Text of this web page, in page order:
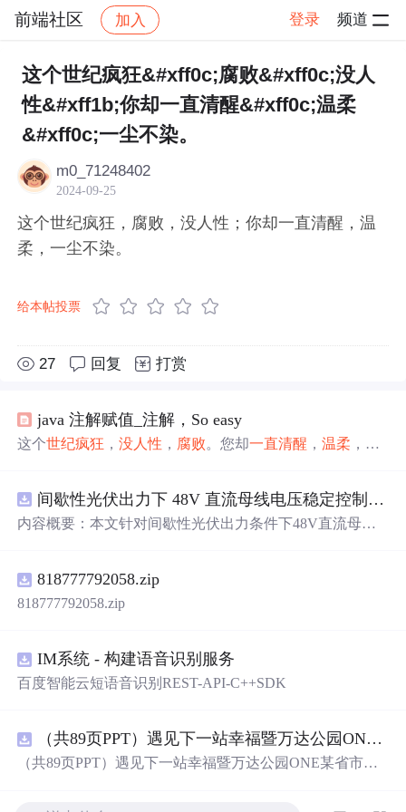
前端社区 加入 登录 频道
社区 前端社区 感慨 帖子详情
这个世纪疯狂&#xff0c;腐败&#xff0c;没人
性&#xff1b;你却一直清醒&#xff0c;温柔
&#xff0c;一尘不染。
m0_71248402
2024-09-25
这个世纪疯狂，腐败，没人性；你却一直清醒，温
柔，一尘不染。
给本帖投票
27 回复 打赏
java 注解赋值_注解，So easy
这个世纪疯狂 ，没 人性 ， 腐败。您却一直清醒 ，温柔 ， 一
容易的就能够调用Annotations。注解与类、接口、枚举在
同一个层次，并可以应用于包、类型、构造方法、方法、
间歇性光伏出力下 48V 直流母线电压稳定控制及储能双向充放电闭环调控体系研究（Simulink仿真实现）
内容概要：本文针对间歇性光伏出力条件下48V直流母线
含光伏阵列、Boost型DC-DC变换器、双向DC-DC变换器
与锂离子电池储能系统的完整拓扑结构，结合光伏最大功
架构，集成电压外环与电流内环双闭环控制策略，确保在
光照强度波动、负载突变等动态工况下维持母线电压稳
定。在Simulink环境中搭建全系统仿真模型，验证了控制策
在无外部电网支撑下的自主运行能力和电能质量水平。; 适
合人群：具备电力电子、自动控制与新能源系统基础知识
的电气工程及相关专业研究生、科研人员，以及从事光伏
景及目标：①用于教学与科研中离网型光伏直流微网系统
818777792058.zip
818777792058.zip
IM系统 - 构建语音识别服务
百度智能云短语音识别REST-API-C++SDK
（共89页PPT）遇见下一站幸福暨万达公园ONE某省市热气球生活艺术节活动策划方案.pptx
（共89页PPT）遇见下一站幸福暨万达公园ONE某省市热